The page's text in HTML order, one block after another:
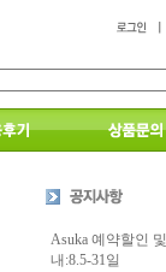
Asuka 예약할인
내:8.5-31일